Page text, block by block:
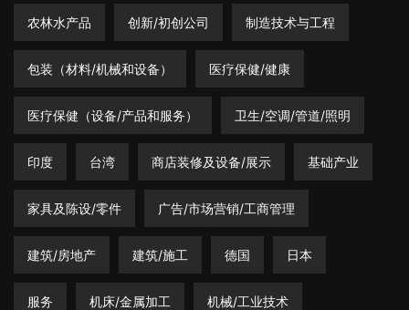
农林水产品 创新/初创公司 制造技术与工程
包装（材料/机械和设备） 医疗保健/健康
医疗保健（设备/产品和服务） 卫生/空调/管道/照明
印度 台湾 商店装修及设备/展示 基础产业
家具及陈设/零件 广告/市场营销/工商管理
建筑/房地产 建筑/施工 德国 日本
服务 机床/金属加工 机械/工业技术